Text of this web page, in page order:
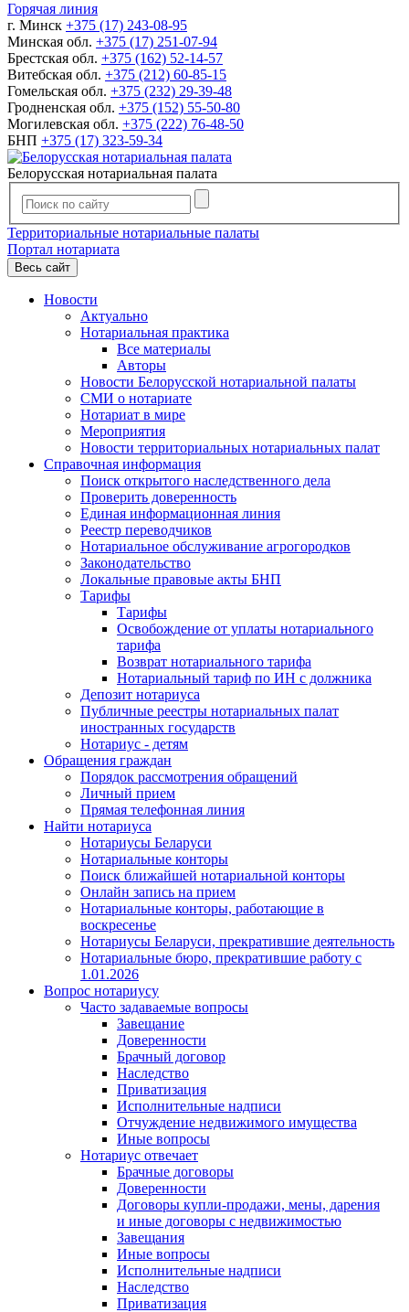
Горячая линия
г. Минск +375 (17) 243-08-95
Минская обл. +375 (17) 251-07-94
Брестская обл. +375 (162) 52-14-57
Витебская обл. +375 (212) 60-85-15
Гомельская обл. +375 (232) 29-39-48
Гродненская обл. +375 (152) 55-50-80
Могилевская обл. +375 (222) 76-48-50
БНП +375 (17) 323-59-34
Белорусская нотариальная палата
Территориальные нотариальные палаты
Портал нотариата
Весь сайт
Новости
Актуально
Нотариальная практика
Все материалы
Авторы
Новости Белорусской нотариальной палаты
СМИ о нотариате
Нотариат в мире
Мероприятия
Новости территориальных нотариальных палат
Справочная информация
Поиск открытого наследственного дела
Проверить доверенность
Единая информационная линия
Реестр переводчиков
Нотариальное обслуживание агрогородков
Законодательство
Локальные правовые акты БНП
Тарифы
Тарифы
Освобождение от уплаты нотариального
тарифа
Возврат нотариального тарифа
Нотариальный тариф по ИН с должника
Депозит нотариуса
Публичные реестры нотариальных палат
иностранных государств
Нотариус - детям
Обращения граждан
Порядок рассмотрения обращений
Личный прием
Прямая телефонная линия
Найти нотариуса
Нотариусы Беларуси
Нотариальные конторы
Поиск ближайшей нотариальной конторы
Онлайн запись на прием
Нотариальные конторы, работающие в
воскресенье
Нотариусы Беларуси, прекратившие деятельность
Нотариальные бюро, прекратившие работу с
1.01.2026
Вопрос нотариусу
Часто задаваемые вопросы
Завещание
Доверенности
Брачный договор
Наследство
Приватизация
Исполнительные надписи
Отчуждение недвижимого имущества
Иные вопросы
Нотариус отвечает
Брачные договоры
Доверенности
Договоры купли-продажи, мены, дарения
и иные договоры с недвижимостью
Завещания
Иные вопросы
Исполнительные надписи
Наследство
Приватизация